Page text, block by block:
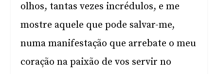
olhos, tantas vezes incrédulos, e me
mostre aquele que pode salvar-me,
numa manifestação que arrebate o meu
coração na paixão de vos servir no